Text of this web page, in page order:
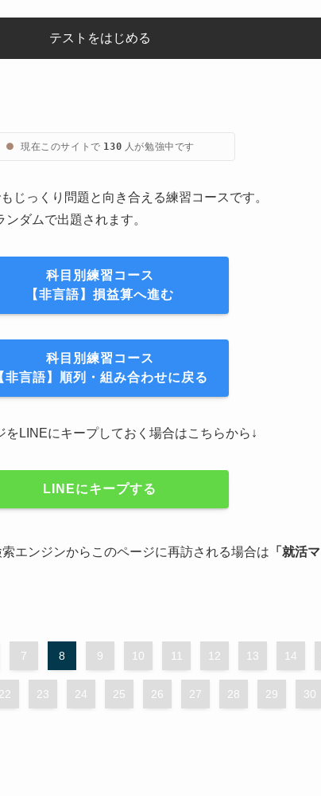
テストをはじめる
● 現在このサイトで 130 人が勉強中です
じっくり問題と向き合える練習コースです。
ダムで出題されます。
科目別練習コース
【非言語】損益算へ進む
科目別練習コース
非言語】順列・組み合わせに戻る
をLINEにキープしておく場合はこちらから↓
LINEにキープする
エンジンからこのページに再訪される場合は 「 就活
7 8 9 10 11 12 13 14
22 23 24 25 26 27 28 29 30